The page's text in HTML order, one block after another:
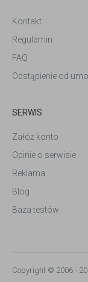
Kontakt
Regulamin
FAQ
Odstąpienie od
SERWIS
Załóż konto
Opinie o serwisie
Reklama
Blog
Baza testów
Copyright © 2006 -